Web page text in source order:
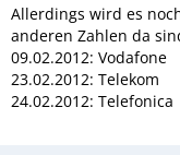
Allerdings wird es
anderen Zahlen da
09.02.2012: Vodafone
23.02.2012: Telekom
24.02.2012: Telefonica